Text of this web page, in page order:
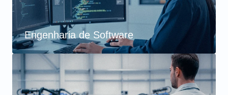
Engenharia de Software